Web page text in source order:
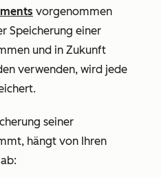
vorgenommen
Speicherung einer
und in Zukunft
verwenden, wird jede
seiner
hängt von Ihren